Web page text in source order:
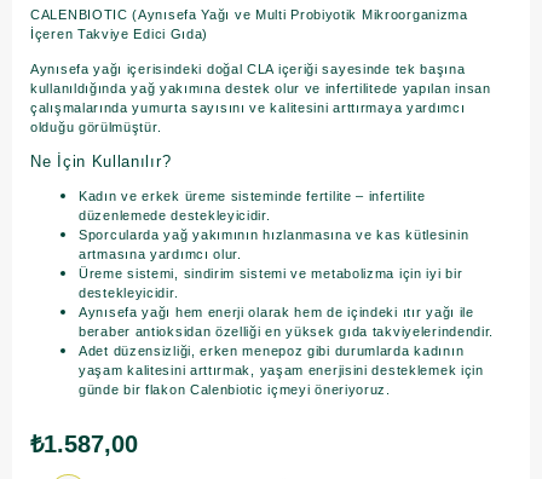
CALENBIOTIC (Aynısefa Yağı ve Multi Probiyotik Mikroorganizma
İçeren Takviye Edici Gıda)
Aynısefa yağı içerisindeki doğal CLA içeriği sayesinde tek başına
kullanıldığında yağ yakımına destek olur ve infertilitede yapılan insan
çalışmalarında yumurta sayısını ve kalitesini arttırmaya yardımcı
olduğu görülmüştür.
Ne İçin Kullanılır?
Kadın ve erkek üreme sisteminde fertilite – infertilite
düzenlemede destekleyicidir.
Sporcularda yağ yakımının hızlanmasına ve kas kütlesinin
artmasına yardımcı olur.
Üreme sistemi, sindirim sistemi ve metabolizma için iyi bir
destekleyicidir.
Aynısefa yağı hem enerji olarak hem de içindeki ıtır yağı ile
beraber antioksidan özelliği en yüksek gıda takviyelerindendir.
Adet düzensizliği, erken menepoz gibi durumlarda kadının
yaşam kalitesini arttırmak, yaşam enerjisini desteklemek için
günde bir flakon Calenbiotic içmeyi öneriyoruz.
₺1.587,00